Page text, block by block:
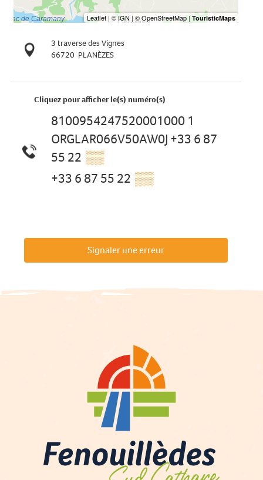
3 traverse des Vignes
66720 PLANÈZES
Cliquez pour afficher le(s) numéro(s)
8100954247520001000 1
ORGLAR066V50AW0J +33 6 87
55 22 ▒▒
+33 6 87 55 22 ▒▒
Signaler une erreur